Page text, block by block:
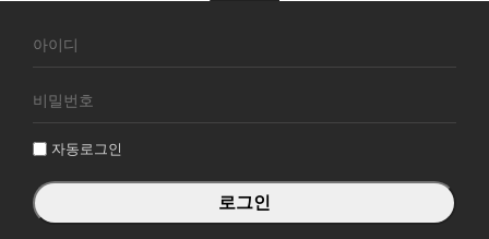
원
그
자동로그인